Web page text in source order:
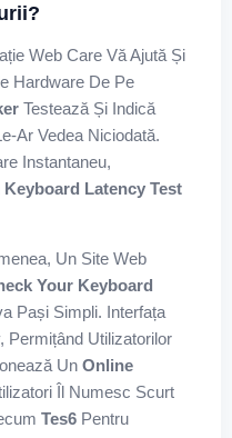
Web Care Vă Ajută Și
Hardware De Pe
Testează Și Indică
Ar Vedea Niciodată.
Instantaneu,
Keyboard Latency Test
Un Site Web
Your Keyboard
Pași Simpli. Interfața
Permițând Utilizatorilor
UnOnline
Îl Numesc Scurt
Tes6 Pentru